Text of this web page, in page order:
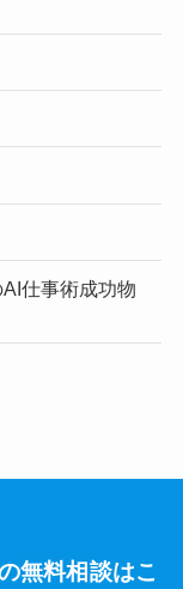
仕事術成功物
無料相談はこ